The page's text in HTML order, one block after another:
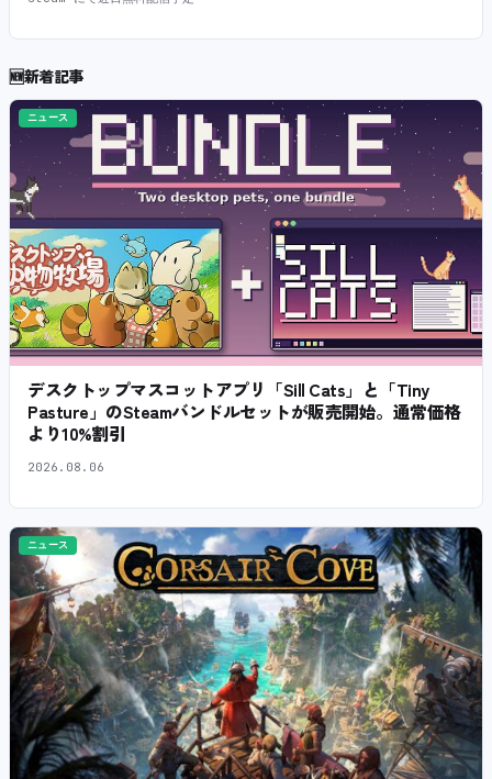
🆕新着記事
ニュース
デスクトップマスコットアプリ「Sill Cats」と「Tiny
Pasture」のSteamバンドルセットが販売開始。通常価格
より10%割引
2026.08.06
ニュース